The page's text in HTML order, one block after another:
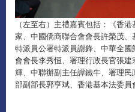
（左至右）主禮嘉賓包括：《香
家、中國僑商聯合會會長許榮茂
特派員公署特派員謝鋒、中華全
會會長李秀恒、署理行政長官張
輝、中聯辦副主任譚鐵牛、署理
部副部長郭亨斌、香港基本法委員